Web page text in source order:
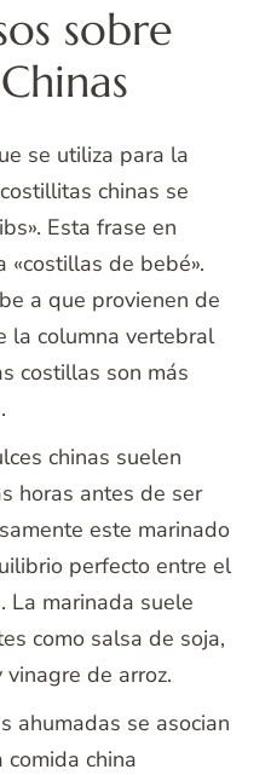
sobre
se utiliza para la
chinas se
Esta frase en
«costillas de bebé».
a que provienen de
la columna vertebral
costillas son más
chinas suelen
horas antes de ser
este marinado
perfecto entre el
La marinada suele
como salsa de soja,
de arroz.
ahumadas se asocian
comida china